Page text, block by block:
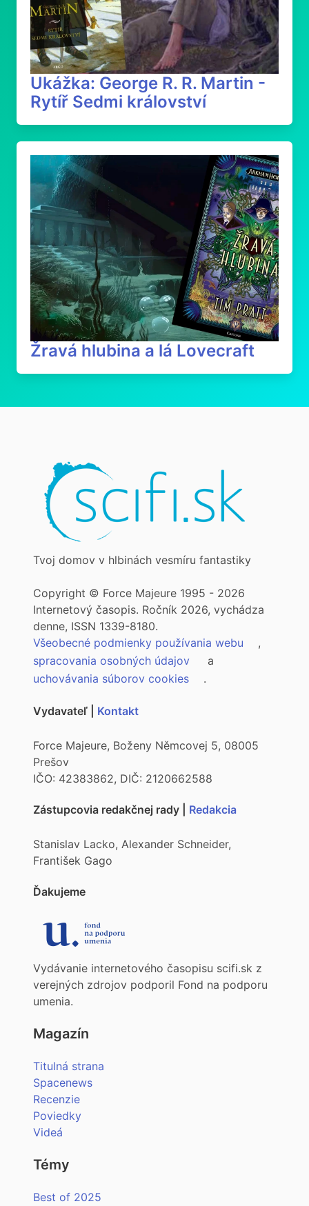
Ukážka: George R. R. Martin -
Rytíř Sedmi království
Žravá hlubina a lá Lovecraft
Tvoj domov v hlbinách vesmíru fantastiky
Copyright © Force Majeure 1995 - 2026
Internetový časopis. Ročník 2026, vychádza
denne, ISSN 1339-8180.
Všeobecné podmienky používania webu
,
spracovania osobných údajov
a
uchovávania súborov cookies
.
Vydavateľ | Kontakt
Force Majeure, Boženy Němcovej 5, 08005
Prešov
IČO: 42383862, DIČ: 2120662588
Zástupcovia redakčnej rady | Redakcia
Stanislav Lacko, Alexander Schneider,
František Gago
Ďakujeme
Vydávanie internetového časopisu scifi.sk z
verejných zdrojov podporil Fond na podporu
umenia.
Magazín
Titulná strana
Spacenews
Recenzie
Poviedky
Videá
Témy
Best of 2025